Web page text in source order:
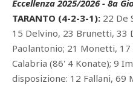
Eccellenza 2025/2026 - 8a
TARANTO (4-2-3-1): 22 De
15 Delvino, 23 Brunetti, 33
Paolantonio; 21 Monetti, 17
Calabria (86' 4 Konate); 9
disposizione: 12 Fallani, 69